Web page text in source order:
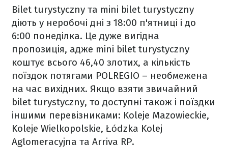
Bilet turystyczny та mini bilet turystyczny
діють у неробочі дні з 18:00 п'ятниці і до
6:00 понеділка. Це дуже вигідна
пропозиція, адже mini bilet turystyczny
коштує всього 46,40 злотих, а кількість
поїздок потягами POLREGIO – необмежена
на час вихідних. Якщо взяти звичайний
bilet turystyczny, то доступні також і поїздки
іншими перевізниками: Koleje Mazowieckie,
Koleje Wielkopolskie, Łódzka Kolej
Aglomeracyjna та Arriva RP.